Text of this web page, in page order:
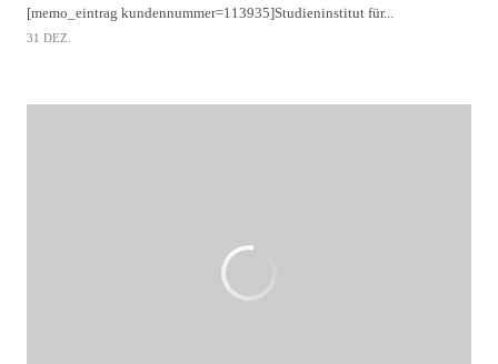
[memo_eintrag kundennummer=113935]Studieninstitut für...
31 DEZ.